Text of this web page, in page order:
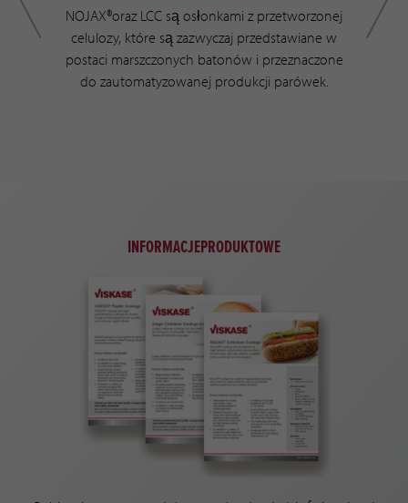
NOJAX®oraz LCC są osłonkami z przetworzonej
celulozy, które są zazwyczaj przedstawiane w
postaci marszczonych batonów i przeznaczone
do zautomatyzowanej produkcji parówek.
INFORMACJEPRODUKTOWE